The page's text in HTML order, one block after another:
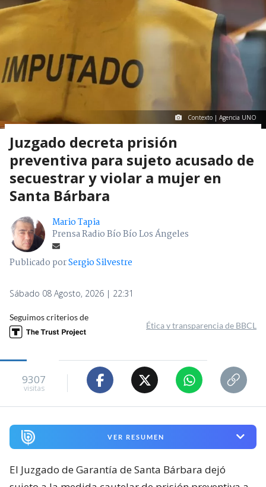
Contexto | Agencia UNO
Juzgado decreta prisión
preventiva para sujeto acusado de
secuestrar y violar a mujer en
Santa Bárbara
Mario Tapia
Prensa Radio Bío Bío Los Ángeles
Publicado porSergio Silvestre
Sábado 08 Agosto, 2026 | 22:31
Seguimos criterios de
Ética y transparencia de BBCL
9307
visitas
VER RESUMEN
El Juzgado de Garantía de Santa Bárbara dejó